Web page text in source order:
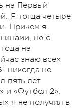
на Первый
Я тогда четыре
Причем я
но с
на
знаю всех
никогда не
пять лет
и «Футбол 2».
я не получил в